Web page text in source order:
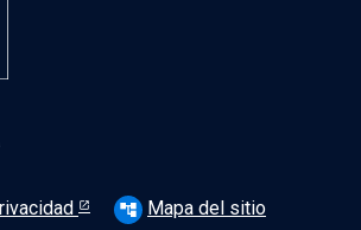
account_tree Mapa del sitio